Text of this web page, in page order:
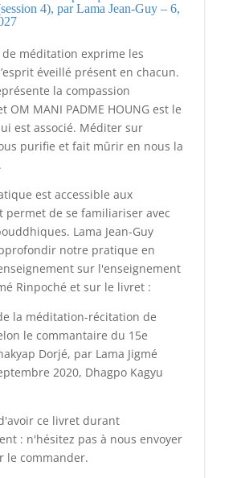
4), par Lama Jean-Guy – 6,
méditation exprime les
éveillé présent en chacun.
la compassion
OM MANI PADME HOUNG est le
est associé. Méditer sur
purifie et fait mûrir en nous la
est accessible aux
permet de se familiariser avec
Lama Jean-Guy
notre pratique en
sur l'enseignement
Rinpoché et sur le livret :
la méditation-récitation de
le commantaire du 15e
Dorjé, par Lama Jigmé
2020, Dhagpo Kagyu
ce livret durant
: n'hésitez pas à nous envoyer
le commander.